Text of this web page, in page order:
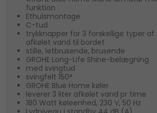
funktion
Ethulsmontage
C-tud
trykknapper for 3 forskellige typer
afkølet vand til bordet
stille, letbrusende, brusende
GROHE Long-Life Shine-belægning
med svingtud
svingfelt 150°
GROHE Blue Home køler
leverer 3 liter afkølet vand pr time
180 Watt køleenhed, 230 V, 50 Hz